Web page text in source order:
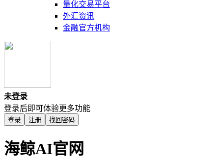
量化交易平台
外汇资讯
金融官方机构
未登录
登录后即可体验更多功能
登录 注册 找回密码
海鲸AI官网